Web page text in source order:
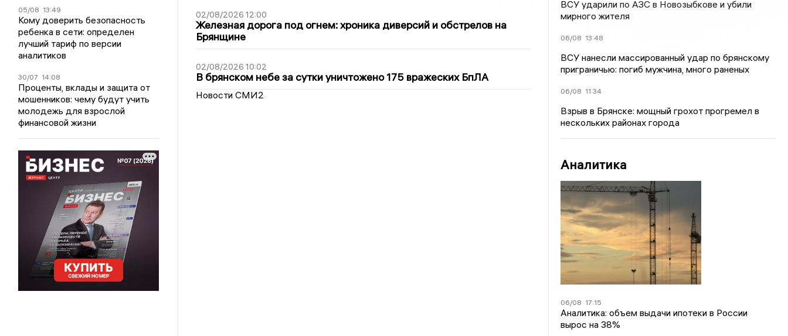
05/08 13:49
Кому доверить безопасность
ребенка в сети: определен
лучший тариф по версии
аналитиков
30/07 14:08
Проценты, вклады и защита от
мошенников: чему будут учить
молодежь для взрослой
финансовой жизни
02/08/2026 12:00
Железная дорога под огнем: хроника диверсий и обстрелов на
Брянщине
02/08/2026 10:02
В брянском небе за сутки уничтожено 175 вражеских БпЛА
Новости СМИ2
ВСУ ударили по АЗС в Новозыбкове и убили
мирного жителя
06/08 13:48
ВСУ нанесли массированный удар по брянскому
приграничью: погиб мужчина, много раненых
06/08 11:34
Взрыв в Брянске: мощный грохот прогремел в
нескольких районах города
Аналитика
06/08 17:15
Аналитика: объем выдачи ипотеки в России
вырос на 38%